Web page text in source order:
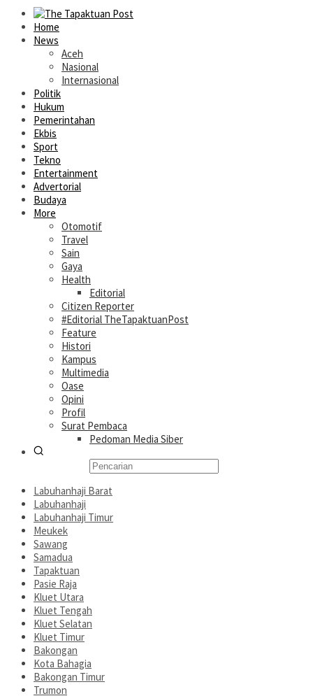
Home
News
Aceh
Nasional
Internasional
Politik
Hukum
Pemerintahan
Ekbis
Sport
Tekno
Entertainment
Advertorial
Budaya
More
Otomotif
Travel
Sain
Gaya
Health
Editorial
Citizen Reporter
#Editorial TheTapaktuanPost
Feature
Histori
Kampus
Multimedia
Oase
Opini
Profil
Surat Pembaca
Pedoman Media Siber
Labuhanhaji Barat
Labuhanhaji
Labuhanhaji Timur
Meukek
Sawang
Samadua
Tapaktuan
Pasie Raja
Kluet Utara
Kluet Tengah
Kluet Selatan
Kluet Timur
Bakongan
Kota Bahagia
Bakongan Timur
Trumon